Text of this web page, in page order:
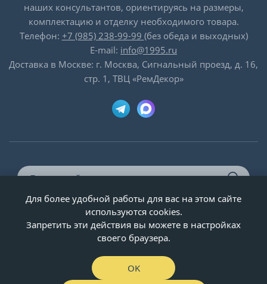
наших консультантов, ориентируясь на размеры,
комплектацию и отделку необходимого товара.
Телефон: +7 (985) 238-99-99 (без обеда и выходных)
E-mail: info@1995.ru
Доставка в Москве: г. Москва, Сигнальный проезд, д. 16,
стр. 1, ТВЦ «РемДекор»
© ООО «Двери-и-точка», ИНН 5020092947, 1995-2026 г.
Для более удобной работы для вас на этом сайте
используются cookies.
Запретить эти действия вы можете в настройках
своего браузера.
OK